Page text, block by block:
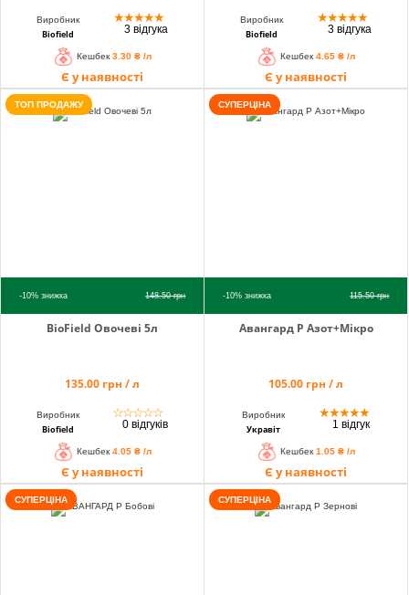
Виробник
Biofield
★★★★★
3 відгука
Кешбек 3.30 ₴ /л
Є у наявності
Виробник
Biofield
★★★★★
3 відгука
Кешбек 4.65 ₴ /л
Є у наявності
ТОП ПРОДАЖУ
-10%знижка 148.50грн
BioField Овочеві 5л
135.00 грн / л
Виробник
Biofield
☆☆☆☆☆
0 відгуків
Кешбек 4.05 ₴ /л
Є у наявності
СУПЕРЦІНА
-10%знижка 115.50грн
Авангард Р Азот+Мікро
105.00 грн / л
Виробник
Укравіт
★★★★★
1 відгук
Кешбек 1.05 ₴ /л
Є у наявності
СУПЕРЦІНА СУПЕРЦІНА